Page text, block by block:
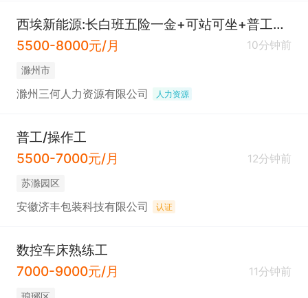
西埃新能源:长白班五险一金+可站可坐+普工操作工
5500-8000元/月
10分钟前
滁州市
滁州三何人力资源有限公司 人力资源
普工/操作工
5500-7000元/月
12分钟前
苏滁园区
安徽济丰包装科技有限公司 认证
数控车床熟练工
7000-9000元/月
11分钟前